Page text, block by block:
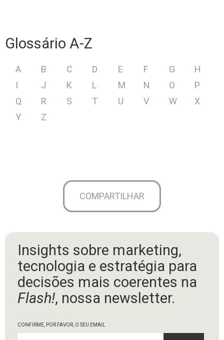
Glossário A-Z
A B C D E F G
H
I
J K L M N O
P
Q
R S T U V W
X
Y
Z
COMPARTILHAR
Insights sobre marketing,
tecnologia e estratégia para
decisões mais coerentes na
Flash!, nossa newsletter.
CONFIRME, POR FAVOR, O SEU EMAIL